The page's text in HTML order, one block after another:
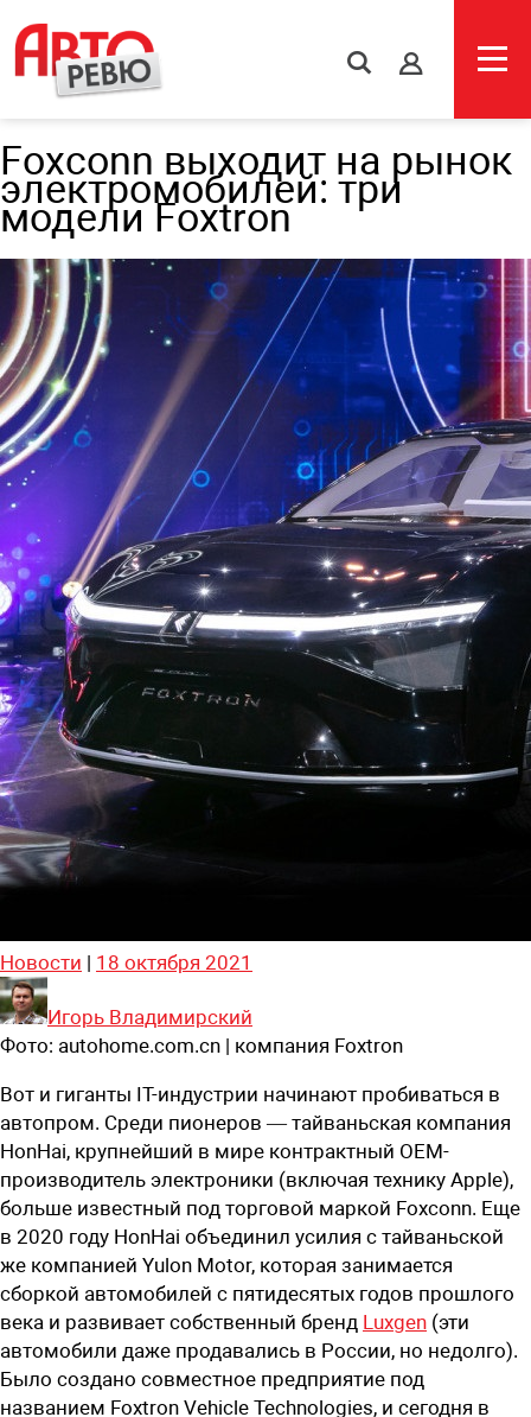
s
Foxconn выходит на рынок
электромобилей: три
модели Foxtron
Новости | 18 октября 2021
Игорь Владимирский
Фото: autohome.com.cn | компания Foxtron
Вот и гиганты IT-индустрии начинают пробиваться в
автопром. Среди пионеров — тайваньская компания
HonHai, крупнейший в мире контрактный OEM-
производитель электроники (включая технику Apple),
больше известный под торговой маркой Foxconn. Еще
в 2020 году HonHai объединил усилия с тайваньской
же компанией Yulon Motor, которая занимается
сборкой автомобилей с пятидесятых годов прошлого
века и развивает собственный бренд Luxgen (эти
автомобили даже продавались в России, но недолго).
Было создано совместное предприятие под
названием Foxtron Vehicle Technologies, и сегодня в